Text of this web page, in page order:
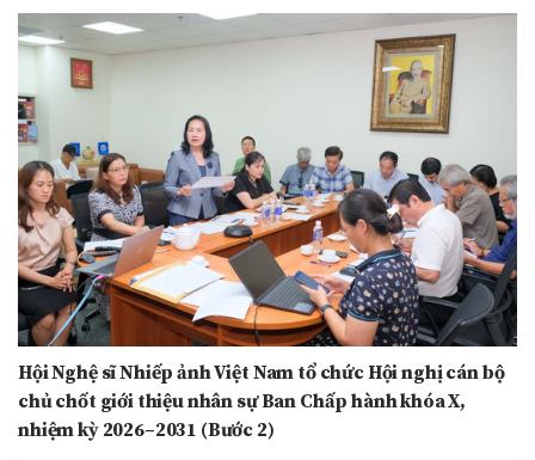
Hội Nghệ sĩ Nhiếp ảnh Việt Nam tổ chức Hội nghị cán bộ
chủ chốt giới thiệu nhân sự Ban Chấp hành khóa X,
nhiệm kỳ 2026–2031 (Bước 2)